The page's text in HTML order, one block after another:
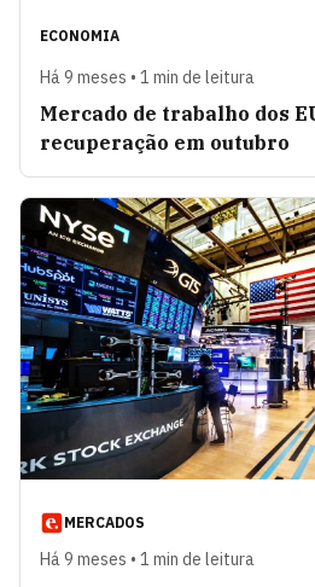
ECONOMIA
Há 9 meses • 1 min de leitura
Mercado de trabalho dos
recuperação em outubro
MERCADOS
Há 9 meses • 1 min de leitura